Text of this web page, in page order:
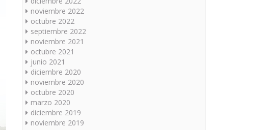
noviembre 2022
octubre 2022
septiembre 2022
noviembre 2021
octubre 2021
junio 2021
diciembre 2020
noviembre 2020
octubre 2020
marzo 2020
diciembre 2019
noviembre 2019